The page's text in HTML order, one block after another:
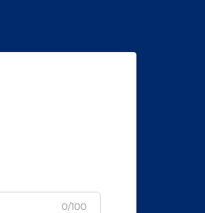
0/100